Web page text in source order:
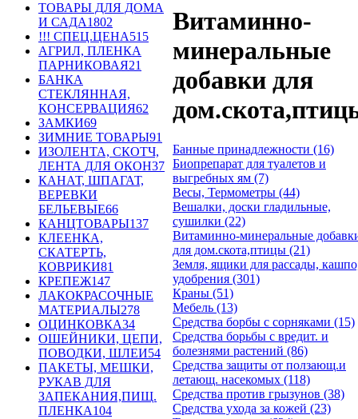
ТОВАРЫ ДЛЯ ДОМА
И САДА1802
!!! СПЕЦ.ЦЕНА515
АГРИЛ, ПЛЕНКА
ПАРНИКОВАЯ21
БАНКА
СТЕКЛЯННАЯ,
КОНСЕРВАЦИЯ62
ЗАМКИ69
ЗИМНИЕ ТОВАРЫ91
ИЗОЛЕНТА, СКОТЧ,
ЛЕНТА ДЛЯ ОКОН37
КАНАТ, ШПАГАТ,
ВЕРЕВКИ
БЕЛЬЕВЫЕ66
КАНЦТОВАРЫ137
КЛЕЕНКА,
СКАТЕРТЬ,
КОВРИКИ81
КРЕПЕЖ147
ЛАКОКРАСОЧНЫЕ
МАТЕРИАЛЫ278
ОЦИНКОВКА34
ОШЕЙНИКИ, ЦЕПИ,
ПОВОДКИ, ШЛЕИ54
ПАКЕТЫ, МЕШКИ,
РУКАВ ДЛЯ
ЗАПЕКАНИЯ,ПИЩ.
ПЛЕНКА104
Витаминно-
минеральные
добавки для
Банные принадлежности (16)
Биопрепарат для туалетов и
выгребных ям (7)
Весы, Термометры (44)
Вешалки, доски гладильные,
сушилки (22)
Витаминно-минеральные добавки
для дом.скота,птицы (21)
Земля, ящики для рассады, кашпо,
удобрения (301)
Краны (51)
Мебель (13)
Средства борбы с сорняками (15)
Средства борьбы с вредит. и
болезнями растений (86)
Средства защиты от ползающ.и
летающ. насекомых (118)
Средства против грызунов (38)
Средства ухода за кожей (23)